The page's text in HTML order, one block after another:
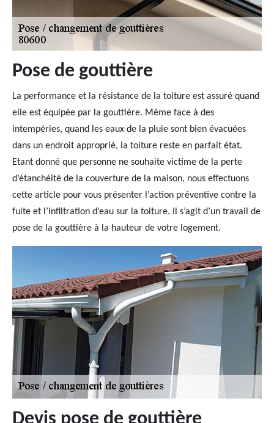
Pose de gouttière
La performance et la résistance de la toiture est assuré quand
elle est équipée par la gouttière. Même face à des
intempéries, quand les eaux de la pluie sont bien évacuées
dans un endroit approprié, la toiture reste en parfait état.
Etant donné que personne ne souhaite victime de la perte
d’étanchéité de la couverture de la maison, nous effectuons
cette article pour vous présenter l’action préventive contre la
fuite et l’infiltration d’eau sur la toiture. Il s’agit d’un travail de
pose de la gouttière à la hauteur de votre logement.